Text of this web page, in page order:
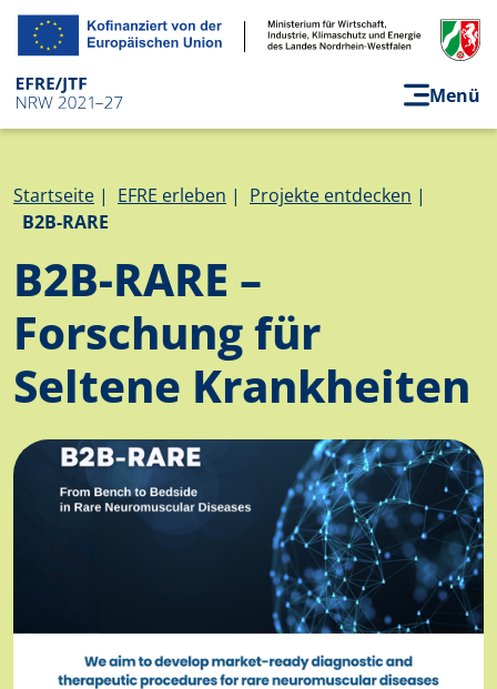
Direkt zum Inhalt
Menü
Pfadnavigation
Startseite EFRE erleben
Projekte entdecken
B2B-RARE
B2B-RARE –
Forschung­ für
Seltene­ Krankheiten